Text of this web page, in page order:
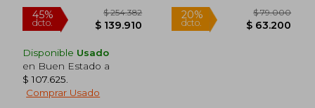
Disponible Usado
en Buen Estado a
$ 107.625
Comprar Usado